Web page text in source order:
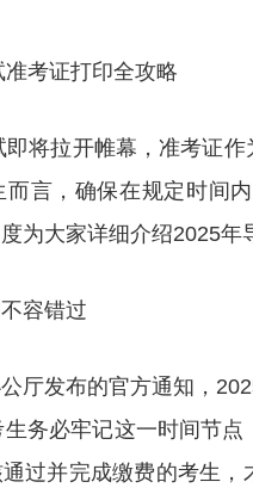
考证打印全攻略
将拉开帷幕，准考证
而言，确保在规定时间
为大家详细介绍2025年
容错过
厅发布的官方通知，
务必牢记这一时间节
过并完成缴费的考生，